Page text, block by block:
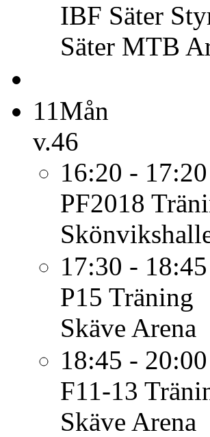
IBF Säter
Säter MTB
11Mån
v.46
16:20 - 17:20
PF2018
17:30 - 18:45
P15 Träning
Skäve Arena
18:45 - 20:00
F11-13
Skäve Arena